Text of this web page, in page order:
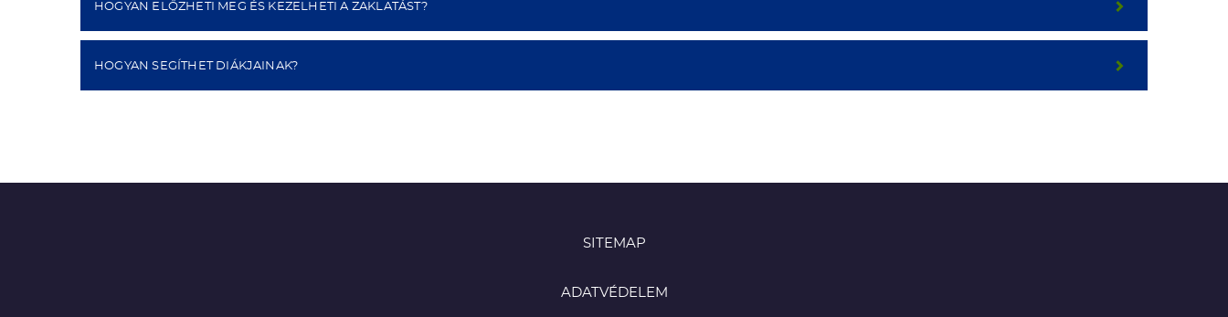
HOGYAN ELŐZHETI MEG ÉS KEZELHETI A ZAKLATÁST?
HOGYAN SEGÍTHET DIÁKJAINAK?
SITEMAP
ADATVÉDELEM